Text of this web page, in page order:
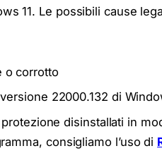
11. Le possibili cause
o corrotto
22000.132 di
disinstallati in
consigliamo l’uso di